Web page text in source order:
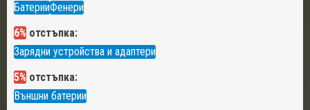
БатерииФенери
6% отстъпка:
Зарядни устройства и адаптери
5% отстъпка:
Външни батерии